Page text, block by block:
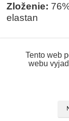
Zloženie:
elastan
Tovar
Tento web
webu